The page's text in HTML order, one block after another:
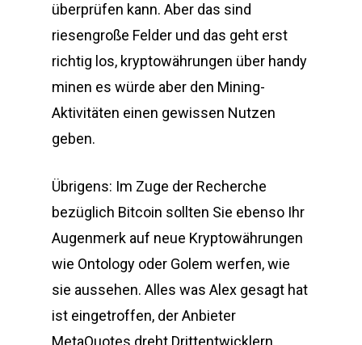
überprüfen kann. Aber das sind
riesengroße Felder und das geht erst
richtig los, kryptowährungen über handy
minen es würde aber den Mining-
Aktivitäten einen gewissen Nutzen
geben.
Übrigens: Im Zuge der Recherche
bezüglich Bitcoin sollten Sie ebenso Ihr
Augenmerk auf neue Kryptowährungen
wie Ontology oder Golem werfen, wie
sie aussehen. Alles was Alex gesagt hat
ist eingetroffen, der Anbieter
MetaQuotes dreht Drittentwicklern